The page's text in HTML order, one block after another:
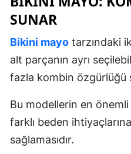
SUNAR
Bikini mayo tarzındaki
alt parçanın ayrı
fazla kombin özgürlüğü
Bu modellerin en
farklı beden
sağlamasıdır.